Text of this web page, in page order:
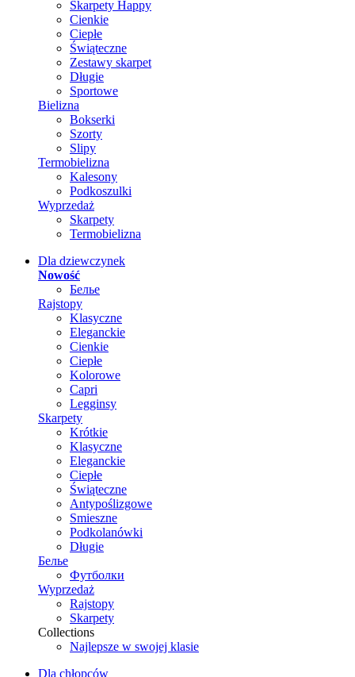
Skarpety Happy
Cienkie
Ciepłe
Świąteczne
Zestawy skarpet
Długie
Sportowe
Bielizna
Bokserki
Szorty
Slipy
Termobielizna
Kalesony
Podkoszulki
Wyprzedaż
Skarpety
Termobielizna
Dla dziewczynek
Nowość
Белье
Rajstopy
Klasyczne
Eleganckie
Cienkie
Ciepłe
Kolorowe
Capri
Legginsy
Skarpety
Krótkie
Klasyczne
Eleganckie
Ciepłe
Świąteczne
Antypoślizgowe
Smieszne
Podkolanówki
Długie
Белье
Футболки
Wyprzedaż
Rajstopy
Skarpety
Collections
Najlepsze w swojej klasie
Dla chłopców